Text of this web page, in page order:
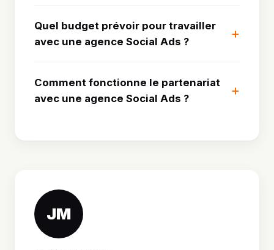
Quel budget prévoir pour travailler
avec une agence Social Ads ?
Comment fonctionne le partenariat
avec une agence Social Ads ?
JM